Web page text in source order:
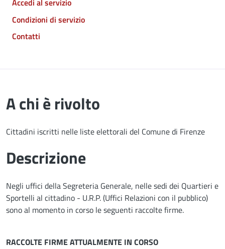
Accedi al servizio
Condizioni di servizio
Contatti
A chi è rivolto
Cittadini iscritti nelle liste elettorali del Comune di Firenze
Descrizione
Negli uffici della Segreteria Generale, nelle sedi dei Quartieri e
Sportelli al cittadino - U.R.P. (Uffici Relazioni con il pubblico)
sono al momento in corso le seguenti raccolte firme.
RACCOLTE FIRME ATTUALMENTE IN CORSO